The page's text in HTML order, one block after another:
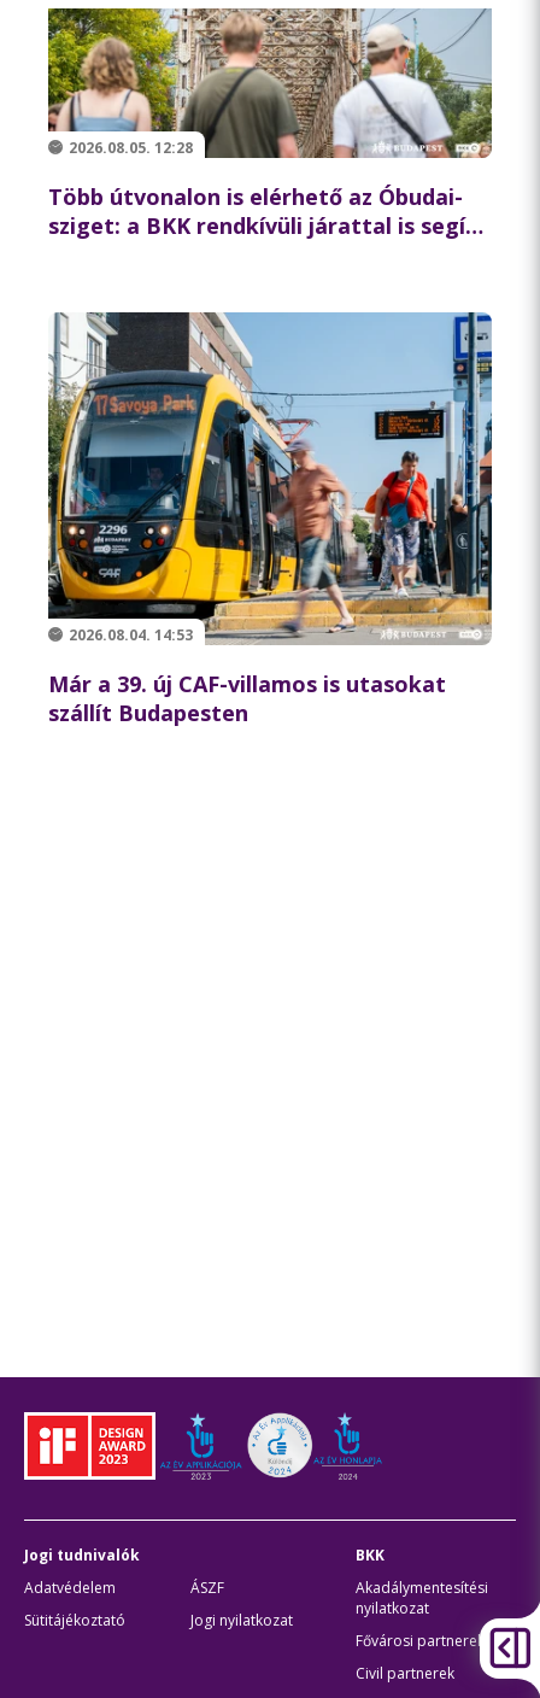
2026.08.05. 12:28
Több útvonalon is elérhető az Óbudai-
sziget: a BKK rendkívüli járattal is segíti
2026.08.04. 14:53
Már a 39. új CAF-villamos is utasokat
szállít Budapesten
Jogi tudnivalók
Adatvédelem
ÁSZF
Sütitájékoztató
Jogi nyilatkozat
BKK
Akadálymentesítési
nyilatkozat
Fővárosi partnerek
Civil partnerek